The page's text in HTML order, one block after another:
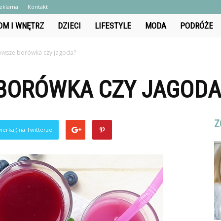
Kontakt
I WNĘTRZ DZIECI LIFESTYLE MODA PODRÓŻE
borówka czy jagoda?
CZY
na Twitterze